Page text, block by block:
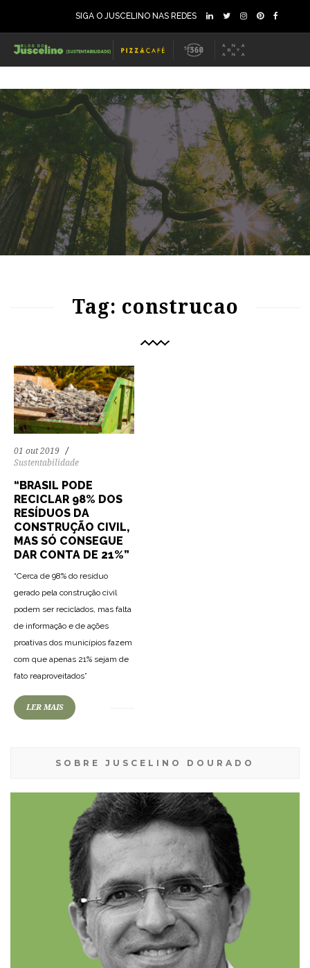
SIGA O JUSCELINO NAS REDES
Tag: construcao
01 out 2019
Sustentabilidade
“BRASIL PODE
RECICLAR 98% DOS
RESÍDUOS DA
CONSTRUÇÃO CIVIL,
MAS SÓ CONSEGUE
DAR CONTA DE 21%”
“Cerca de 98% do resíduo
gerado pela construção civil
podem ser reciclados, mas falta
de informação e de ações
proativas dos municípios fazem
com que apenas 21% sejam de
fato reaproveitados”
LER MAIS
SOBRE JUSCELINO DOURADO